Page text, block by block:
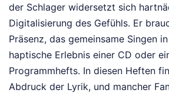
der Schlager widersetzt sich
Digitalisierung des Gefühls. Er
Präsenz, das gemeinsame Singen
haptische Erlebnis einer CD oder
Programmhefts. In diesen Heften
Abdruck der Lyrik, und mancher